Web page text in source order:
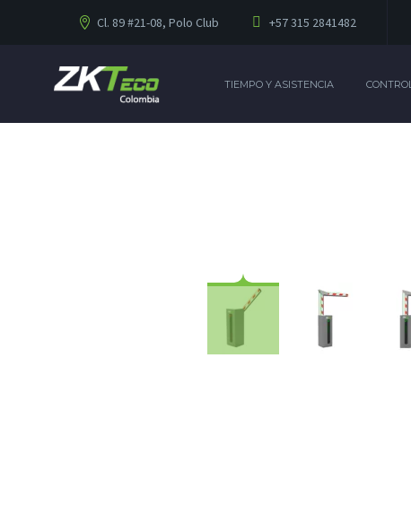
Cl. 89 #21-08, Polo Club +57 315 2841482
TIEMPO Y ASISTENCIA